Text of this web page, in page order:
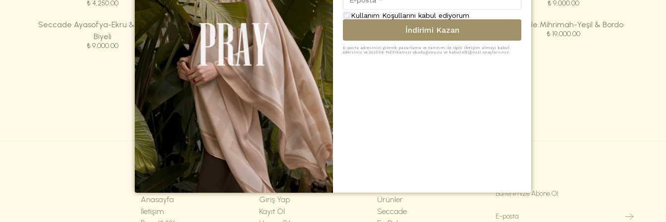
₺ 4,250.00 ₺ 4,250.00 ₺ 9,000.00
Seccade Ayasofya-Ekru & Turuncu
Biyeli
₺ 9,000.00
Seccade Ayasofya-Lacivert & Mavi
₺ 9,000.00
Seccade Mihrimah-Bordo & Yeşil
₺ 19,000.00
Seccade Mihrimah-Yeşil & Bordo
₺ 19,000.00
1
Hakkımızda
Anasayfa
İletişim
Hesabım
Giriş Yap
Kayıt Ol
Ürünler
Seccade
Bültenimize Abone Ol
Kullanım Koşullarını kabul ediyorum
İndirimi Kazan
E-posta adresinizi girerek pazarlama ve tanıtım ile ilgili iletişim almayı kabul
edersiniz ve Gizlilik Politikamızı okuduğunuzu ve kabul ettiğinizi onaylarsınız.